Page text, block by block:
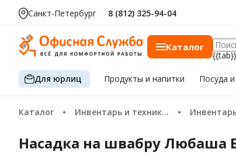
Санкт-Петербург 8 (812) 325-94-04
Каталог
{{tab}}
Для юрлиц Продуктыи напитки Посуда
Каталог Инвентарь и техника для уборки Инвентарь
Насадка на швабру Любаша